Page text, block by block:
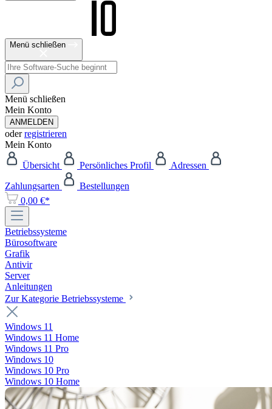
Menü schließen
Menü schließen
Mein Konto
ANMELDEN
oderregistrieren
Mein Konto
Übersicht
Persönliches Profil
Adressen
Zahlungsarten
Bestellungen
0,00 €*
Betriebssysteme
Bürosoftware
Grafik
Antivir
Server
Anleitungen
Zur Kategorie Betriebssysteme
Windows 11
Windows 11 Home
Windows 11 Pro
Windows 10
Windows 10 Pro
Windows 10 Home